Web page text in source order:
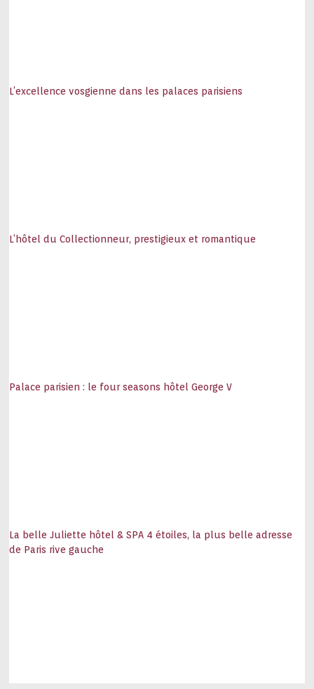
L’excellence vosgienne dans les palaces parisiens
L’hôtel du Collectionneur, prestigieux et romantique
Palace parisien : le four seasons hôtel George V
La belle Juliette hôtel & SPA 4 étoiles, la plus belle adresse
de Paris rive gauche